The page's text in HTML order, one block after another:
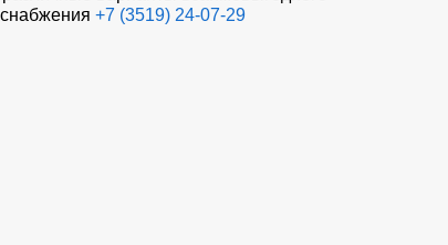
+7 (3519) 24-07-29